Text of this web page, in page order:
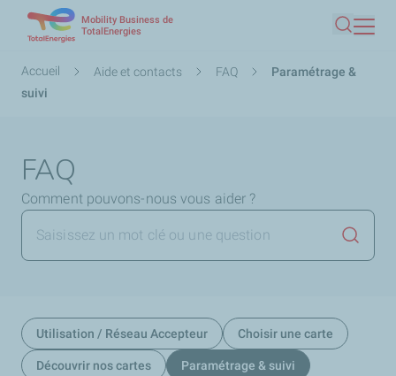
contenu
Mobility Business de
TotalEnergies
Fil
d'Ariane
Accueil Aide et contacts FAQ
Paramétrage &
suivi
FAQ
Comment pouvons-nous vous aider ?
Utilisation / Réseau Accepteur Choisir une carte
Découvrir nos cartes Paramétrage & suivi